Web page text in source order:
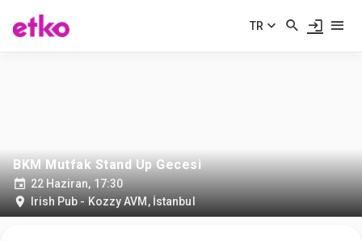
TR
BKM Mutfak Stand Up Gecesi
22 Haziran, 17:30
Irish Pub - Kozzy AVM , İstanbul